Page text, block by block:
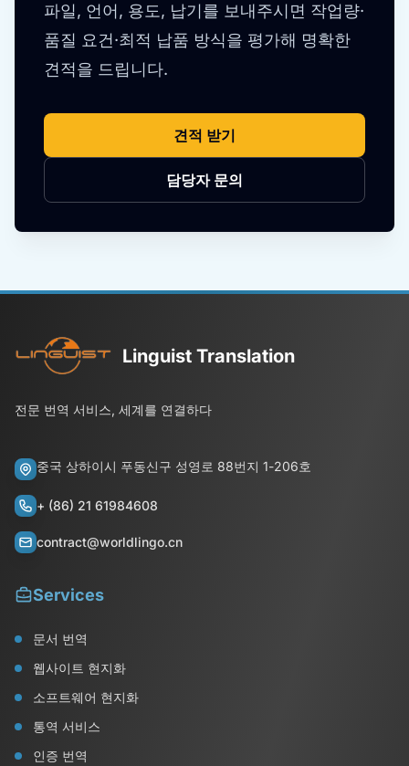
파일, 언어, 용도, 납기를 보내주시면 작업량·
품질 요건·최적 납품 방식을 평가해 명확한
견적을 드립니다.
견적 받기
담당자 문의
Linguist Translation
전문 번역 서비스, 세계를 연결하다
중국 상하이시 푸동신구 성영로 88번지 1-206호
+ (86) 21 61984608
contract@worldlingo.cn
Services
문서 번역
웹사이트 현지화
소프트웨어 현지화
통역 서비스
인증 번역